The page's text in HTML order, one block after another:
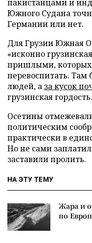
пакистанцами и
Южного Судана
Германии или нет.
Для Грузии Южная
«исконно
пришлыми,
перевоспитать. Там
людей, а за кусок
грузинская гордость.
Осетины
политическим
практически в
Но не сами
заставили пролить.
НА ЭТУ ТЕМУ
Жара и
по